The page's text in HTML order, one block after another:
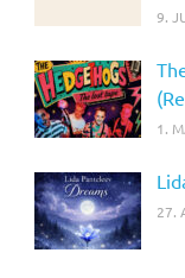
9.
1.
27.